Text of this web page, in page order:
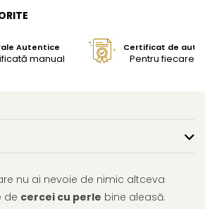
Autentice
manual
Certificat de
Pentru fiecare
nu ai nevoie de nimic altceva
de cercei cu perle bine aleasă.